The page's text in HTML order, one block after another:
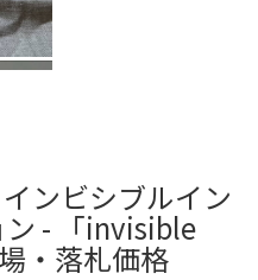
ンビシブルイン
ン - 「invisible
・落札価格